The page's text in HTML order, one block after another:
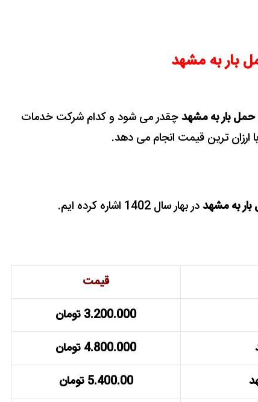
بار به مشهد
حمل بار به مشهدچقدر می شود و کدام شرکت خدمات
با ارزان ترین قیمت انجام می دهد.
به مشهددر بهار سال 1402 اشاره کرده ایم.
قیمت
3.200.000 تومان
4.800.000 تومان
5.400.00 تومان